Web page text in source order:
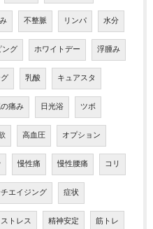
不整脈 リンパ 水分
ング ホワイトデー 浮腫み
乳酸 キュアスタ
痛み 日光浴 ツボ
高血圧 オプション
慢性痛 慢性腰痛 コリ
エイジング 症状
ストレス 精神安定 筋トレ